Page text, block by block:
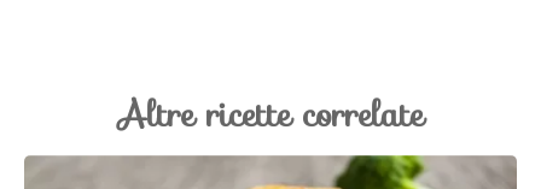
Altre ricette correlate